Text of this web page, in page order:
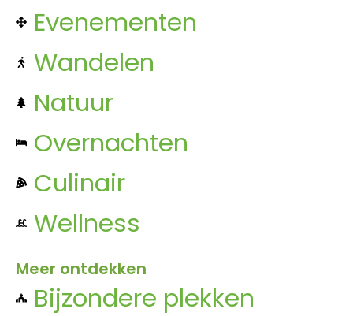
Evenementen
Wandelen
Natuur
Overnachten
Culinair
Wellness
Meer ontdekken
Bijzondere plekken